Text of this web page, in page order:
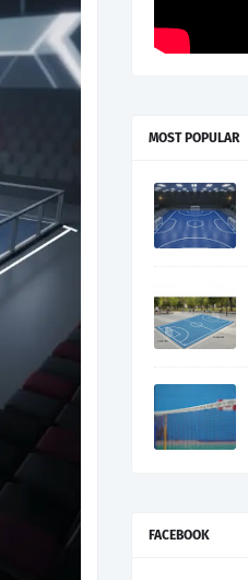
MOST POPULAR
FACEBOOK